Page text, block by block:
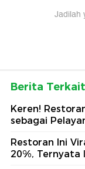
Jadilah
Berita Terkait
Keren!
sebagai
Restoran Ini
20%, Ternyata